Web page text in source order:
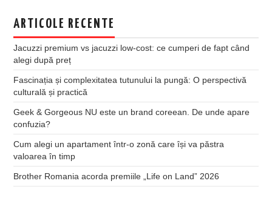
ARTICOLE RECENTE
Jacuzzi premium vs jacuzzi low-cost: ce cumperi de fapt când
alegi după preț
Fascinația și complexitatea tutunului la pungă: O perspectivă
culturală și practică
Geek & Gorgeous NU este un brand coreean. De unde apare
confuzia?
Cum alegi un apartament într-o zonă care își va păstra
valoarea în timp
Brother Romania acorda premiile „Life on Land” 2026